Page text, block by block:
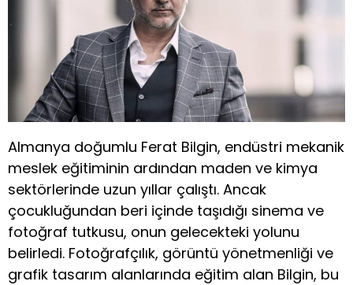
Almanya doğumlu Ferat Bilgin, endüstri mekanik
meslek eğitiminin ardından maden ve kimya
sektörlerinde uzun yıllar çalıştı. Ancak
çocukluğundan beri içinde taşıdığı sinema ve
fotoğraf tutkusu, onun gelecekteki yolunu
belirledi. Fotoğrafçılık, görüntü yönetmenliği ve
grafik tasarım alanlarında eğitim alan Bilgin, bu